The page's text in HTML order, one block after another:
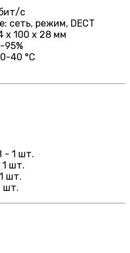
с
сеть, режим, DECT
х 100 х 28 мм
95%
40 °C
- 1 шт.
шт.
шт.
шт.